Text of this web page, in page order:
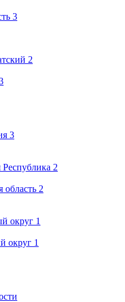
3
2
3
Республика 2
область 2
округ 1
округ 1